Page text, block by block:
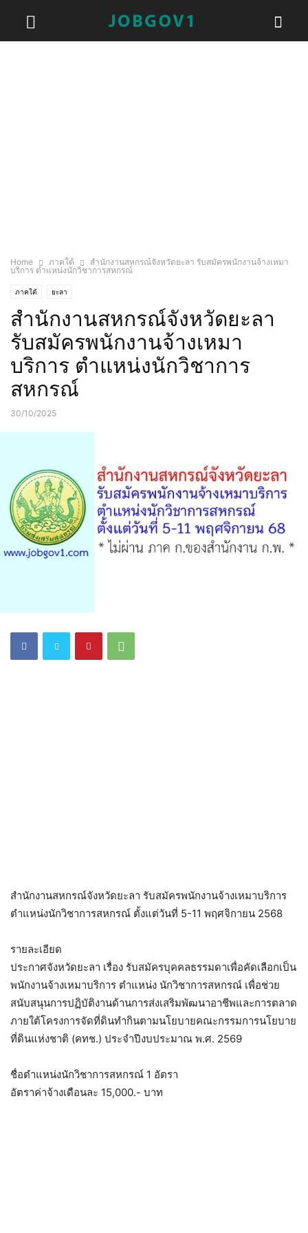
Home ภาคใต้
สำนักงานสหกรณ์จังหวัดยะลา รับสมัครพนักงานจ้างเหมา
บริการ ตำแหน่งนักวิชาการสหกรณ์
ภาคใต้ ยะลา
สำนักงานสหกรณ์จังหวัดยะลา
รับสมัครพนักงานจ้างเหมา
บริการ ตำแหน่งนักวิชาการ
สหกรณ์
30/10/2025
สำนักงานสหกรณ์จังหวัดยะลา รับสมัครพนักงานจ้างเหมาบริการ
ตำแหน่งนักวิชาการสหกรณ์ ตั้งแต่วันที่ 5-11 พฤศจิกายน 2568
รายละเอียด
ประกาศจังหวัดยะลา เรื่อง รับสมัครบุคคลธรรมดาเพื่อคัดเลือกเป็น
พนักงานจ้างเหมาบริการ ตำแหน่ง นักวิชาการสหกรณ์ เพื่อช่วย
สนับสนุนการปฏิบัติงานด้านการส่งเสริมพัฒนาอาชีพและการตลาด
ภายใต้โครงการจัดที่ดินทำกินตามนโยบายคณะกรรมการนโยบาย
ที่ดินแห่งชาติ (คทช.) ประจำปีงบประมาณ พ.ศ. 2569
ชื่อตำแหน่งนักวิชาการสหกรณ์ 1 อัตรา
อัตราค่าจ้างเดือนละ 15,000.- บาท